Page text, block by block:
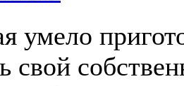
умело
свой